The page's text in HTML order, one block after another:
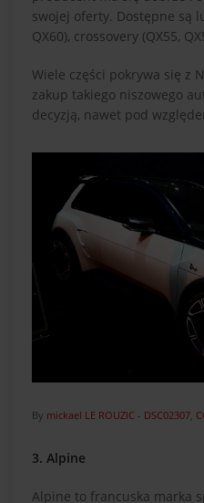
swojej oferty. Dostępne są
QX60), crossovery (QX55,
Wiele części pokrywa się z
zakup takiego niszowego
decyzją, nawet pod
By mickael LE ROUZIC - DSC02307,
3. Alpine
Alpine to francuska marka